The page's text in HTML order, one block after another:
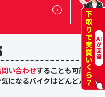
い合わせすることも可能
になるバイクはどんどん